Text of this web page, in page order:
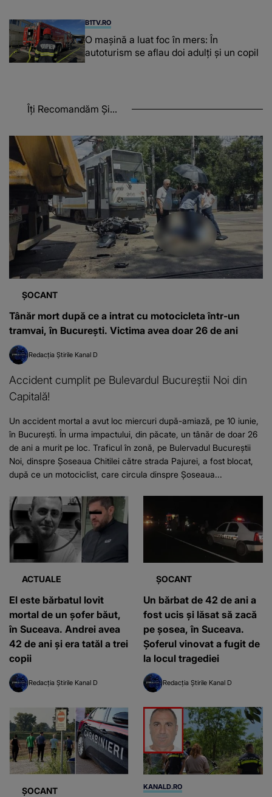
B1TV.RO
O maşină a luat foc în mers: În
autoturism se aflau doi adulți și un copil
Îți Recomandăm Și...
ȘOCANT
Tânăr mort după ce a intrat cu motocicleta într-un
tramvai, în București. Victima avea doar 26 de ani
Redacția Știrile Kanal D
Accident cumplit pe Bulevardul Bucureștii Noi din
Capitală!
Un accident mortal a avut loc miercuri după-amiază, pe 10 iunie,
în București. În urma impactului, din păcate, un tânăr de doar 26
de ani a murit pe loc. Traficul în zonă, pe Bulervadul Bucureștii
Noi, dinspre Şoseaua Chitilei către strada Pajurei, a fost blocat,
după ce un motociclist, care circula dinspre Șoseaua...
ACTUALE
El este bărbatul lovit
mortal de un șofer băut,
în Suceava. Andrei avea
42 de ani și era tatăl a trei
copii
Redacția Știrile Kanal D
ȘOCANT
Un bărbat de 42 de ani a
fost ucis și lăsat să zacă
pe șosea, în Suceava.
Șoferul vinovat a fugit de
la locul tragediei
Redacția Știrile Kanal D
ȘOCANT KANALD.RO